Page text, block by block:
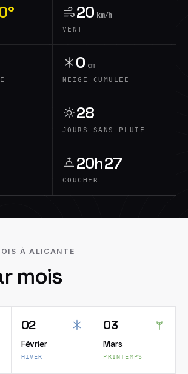
20 km/h
VENT
0 cm
NEIGE CUMULÉE
28
JOURS SANS PLUIE
20h27
COUCHER
À ALICANTE
mois
02
Février
HIVER
03
Mars
PRINTEMPS